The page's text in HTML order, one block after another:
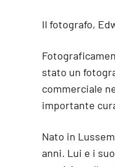
Il fotografo,
stato un
commerciale
importante
Nato in
anni. Lui e i